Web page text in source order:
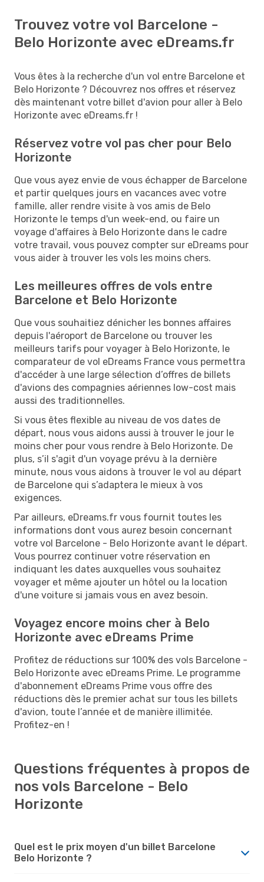
Trouvez votre vol Barcelone -
Belo Horizonte avec eDreams.fr
Vous êtes à la recherche d'un vol entre Barcelone et
Belo Horizonte ? Découvrez nos offres et réservez
dès maintenant votre billet d'avion pour aller à Belo
Horizonte avec eDreams.fr !
Réservez votre vol pas cher pour Belo
Horizonte
Que vous ayez envie de vous échapper de Barcelone
et partir quelques jours en vacances avec votre
famille, aller rendre visite à vos amis de Belo
Horizonte le temps d'un week-end, ou faire un
voyage d'affaires à Belo Horizonte dans le cadre
votre travail, vous pouvez compter sur eDreams pour
vous aider à trouver les vols les moins chers.
Les meilleures offres de vols entre
Barcelone et Belo Horizonte
Que vous souhaitiez dénicher les bonnes affaires
depuis l'aéroport de Barcelone ou trouver les
meilleurs tarifs pour voyager à Belo Horizonte, le
comparateur de vol eDreams France vous permettra
d'accéder à une large sélection d’offres de billets
d'avions des compagnies aériennes low-cost mais
aussi des traditionnelles.
Si vous êtes flexible au niveau de vos dates de
départ, nous vous aidons aussi à trouver le jour le
moins cher pour vous rendre à Belo Horizonte. De
plus, s’il s'agit d'un voyage prévu à la dernière
minute, nous vous aidons à trouver le vol au départ
de Barcelone qui s’adaptera le mieux à vos
exigences.
Par ailleurs, eDreams.fr vous fournit toutes les
informations dont vous aurez besoin concernant
votre vol Barcelone - Belo Horizonte avant le départ.
Vous pourrez continuer votre réservation en
indiquant les dates auxquelles vous souhaitez
voyager et même ajouter un hôtel ou la location
d'une voiture si jamais vous en avez besoin.
Voyagez encore moins cher à Belo
Horizonte avec eDreams Prime
Profitez de réductions sur 100% des vols Barcelone -
Belo Horizonte avec eDreams Prime. Le programme
d'abonnement eDreams Prime vous offre des
réductions dès le premier achat sur tous les billets
d'avion, toute l’année et de manière illimitée.
Profitez-en !
Questions fréquentes à propos de
nos vols Barcelone - Belo
Horizonte
Quel est le prix moyen d'un billet Barcelone
Belo Horizonte ?